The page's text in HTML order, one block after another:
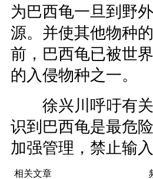
为巴西龟一旦到野
源。并使其他物种
前，巴西龟已被世
的入侵物种之一。
徐兴川呼吁有关
识到巴西龟是最危
加强管理，禁止输入
相关文章